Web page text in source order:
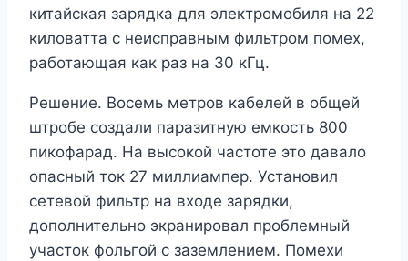
китайская зарядка для электромобиля на 22
киловатта с неисправным фильтром помех,
работающая как раз на 30 кГц.
Решение. Восемь метров кабелей в общей
штробе создали паразитную емкость 800
пикофарад. На высокой частоте это давало
опасный ток 27 миллиампер. Установил
сетевой фильтр на входе зарядки,
дополнительно экранировал проблемный
участок фольгой с заземлением. Помехи